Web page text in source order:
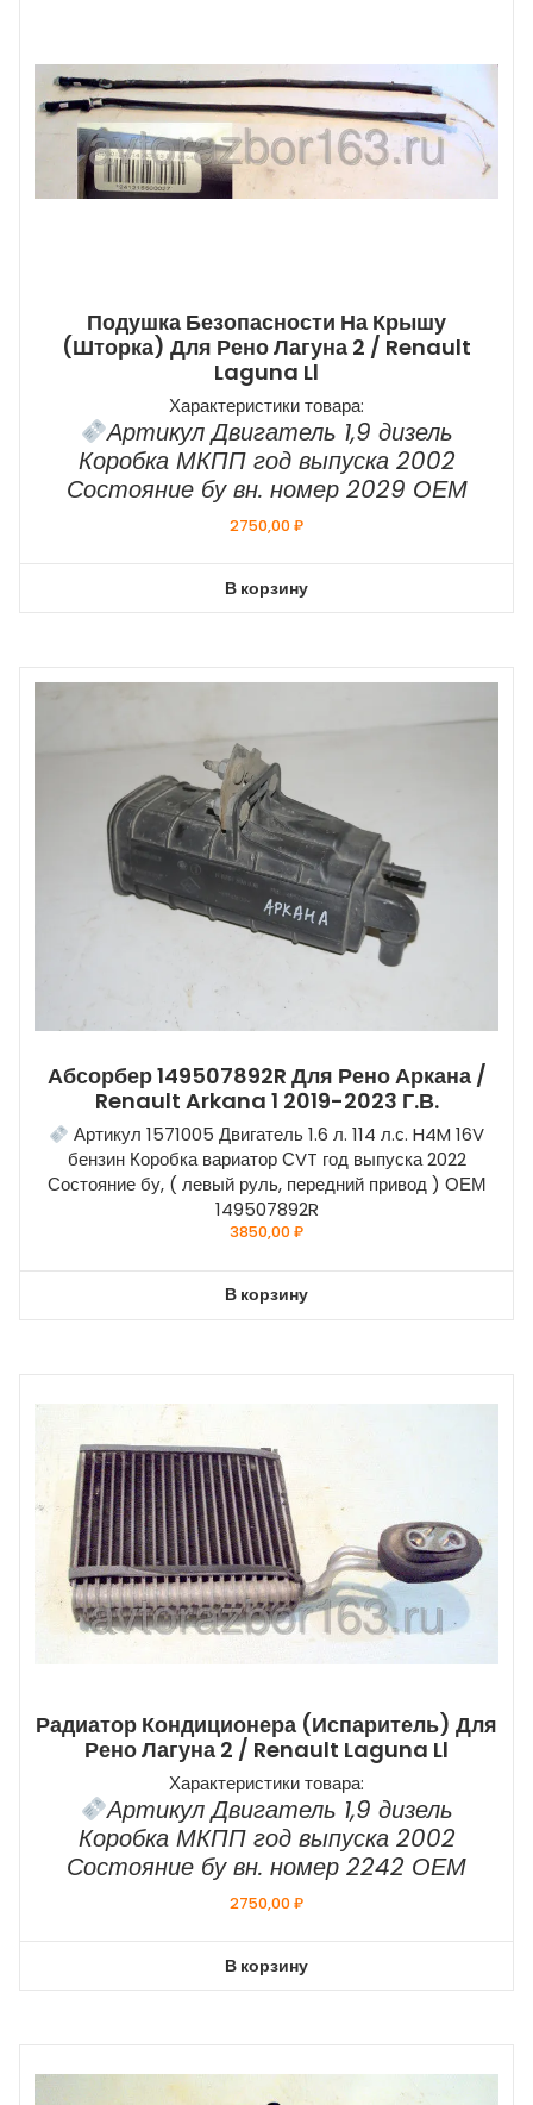
Подушка Безопасности На Крышу
(шторка) Для Рено Лагуна 2 / Renault
Laguna Ll
Характеристики товара:
Артикул Двигатель 1,9 дизель
Коробка МКПП год выпуска 2002
Состояние бу вн. номер 2029 ОЕМ
2750,00₽
В корзину
Абсорбер 149507892R Для Рено Аркана /
Renault Arkana 1 2019-2023 Г.в.
Артикул 1571005 Двигатель 1.6 л. 114 л.с. H4M 16V
бензин Коробка вариатор СVT год выпуска 2022
Состояние бу, ( левый руль, передний привод ) ОЕМ
149507892R
3850,00₽
В корзину
Радиатор Кондиционера (испаритель) Для
Рено Лагуна 2 / Renault Laguna Ll
Характеристики товара:
Артикул Двигатель 1,9 дизель
Коробка МКПП год выпуска 2002
Состояние бу вн. номер 2242 ОЕМ
2750,00₽
В корзину